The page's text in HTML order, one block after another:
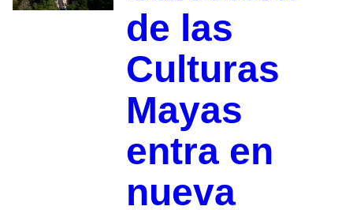
de las
Culturas
Mayas
entra en
nueva